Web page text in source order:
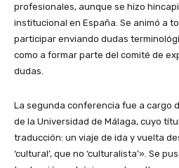
profesionales, aunque se hizo
institucional en España. Se animó a
participar enviando dudas
como a formar parte del comité de
dudas.
La segunda conferencia fue a cargo
de la Universidad de Málaga, cuyo
traducción: un viaje de ida y vuelta
‘cultural’, que no ‘culturalista’». Se